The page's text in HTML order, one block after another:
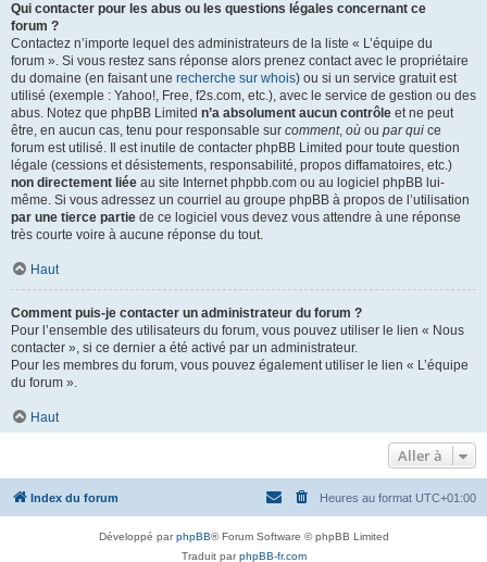
Qui contacter pour les abus ou les questions légales concernant ce
forum ?
Contactez n’importe lequel des administrateurs de la liste « L’équipe du
forum ». Si vous restez sans réponse alors prenez contact avec le propriétaire
du domaine (en faisant une recherche sur whois) ou si un service gratuit est
utilisé (exemple : Yahoo!, Free, f2s.com, etc.), avec le service de gestion ou des
abus. Notez que phpBB Limited n’a absolument aucun contrôle et ne peut
être, en aucun cas, tenu pour responsable sur comment, où ou par qui ce
forum est utilisé. Il est inutile de contacter phpBB Limited pour toute question
légale (cessions et désistements, responsabilité, propos diffamatoires, etc.)
non directement liée au site Internet phpbb.com ou au logiciel phpBB lui-
même. Si vous adressez un courriel au groupe phpBB à propos de l’utilisation
par une tierce partie de ce logiciel vous devez vous attendre à une réponse
très courte voire à aucune réponse du tout.
Haut
Comment puis-je contacter un administrateur du forum ?
Pour l’ensemble des utilisateurs du forum, vous pouvez utiliser le lien « Nous
contacter », si ce dernier a été activé par un administrateur.
Pour les membres du forum, vous pouvez également utiliser le lien « L’équipe
du forum ».
Haut
Aller à
Index du forum Heures au format UTC+01:00
Développé parphpBB® Forum Software © phpBB Limited
Traduit parphpBB-fr.com